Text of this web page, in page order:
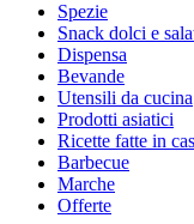
Spezie
Snack dolci e
Dispensa
Bevande
Utensili da cucina
Prodotti asiatici
Ricette fatte in
Barbecue
Marche
Offerte